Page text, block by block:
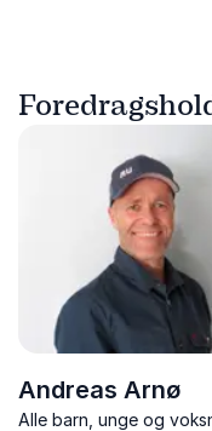
Andreas Arnø
Alle barn, unge og